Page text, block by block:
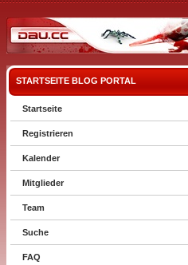
STARTSEITE BLOG PORTAL
Startseite
Registrieren
Kalender
Mitglieder
Team
Suche
FAQ